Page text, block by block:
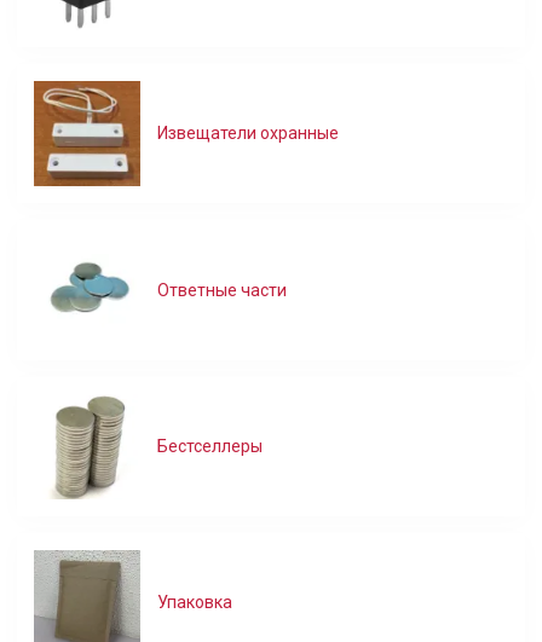
Извещатели охранные
Ответные части
Бестселлеры
Упаковка